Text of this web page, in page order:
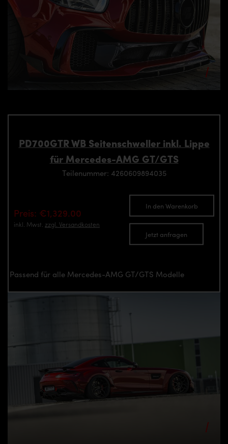
PD700GTR WB Seitenschweller inkl. Lippe
für Mercedes-AMG GT/GTS
Teilenummer: 4260609894035
Preis: €1,329.00
inkl. Mwst. zzgl. Versandkosten
In den Warenkorb
Jetzt anfragen
Passend für alle Mercedes-AMG GT/GTS Modelle